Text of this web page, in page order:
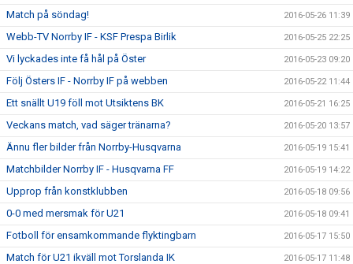
Match på söndag! 2016-05-26 11:39
Webb-TV Norrby IF - KSF Prespa Birlik 2016-05-25 22:25
Vi lyckades inte få hål på Öster 2016-05-23 09:20
Följ Östers IF - Norrby IF på webben 2016-05-22 11:44
Ett snällt U19 föll mot Utsiktens BK 2016-05-21 16:25
Veckans match, vad säger tränarna? 2016-05-20 13:57
Ännu fler bilder från Norrby-Husqvarna 2016-05-19 15:41
Matchbilder Norrby IF - Husqvarna FF 2016-05-19 14:22
Upprop från konstklubben 2016-05-18 09:56
0-0 med mersmak för U21 2016-05-18 09:41
Fotboll för ensamkommande flyktingbarn 2016-05-17 15:50
Match för U21 ikväll mot Torslanda IK 2016-05-17 11:48